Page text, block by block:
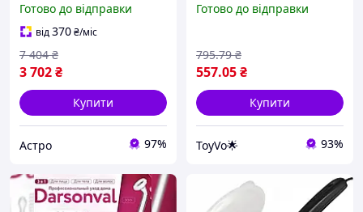
побутовий для продуктів,
OLN
Готово до відправки
від370₴/міс
3 702₴
7 404 ₴
Купити
Астро 97%
Електроблинниця від
млинниця
Готово до відправки
557.05₴
795.79 ₴
Купити
ToyVo🌟 93%